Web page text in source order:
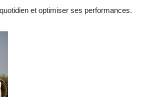
et optimiser ses performances.